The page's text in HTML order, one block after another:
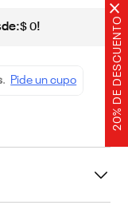
20% DE DESCUENTO
×
$ 0!